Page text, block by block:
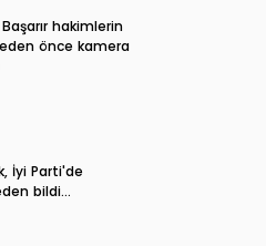
hakimlerin
önce kamera
İyi Parti'de
bildi...